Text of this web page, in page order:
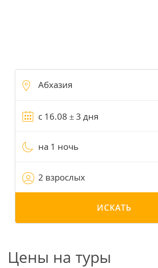
на 1 ночь
2 взрослых
ИСКАТЬ
Цены на туры